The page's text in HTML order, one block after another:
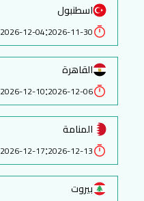
اسطنبول
2026-11-30
:
2026-12-04
القاهرة
2026-12-06
:
2026-12-10
المنامة
2026-12-13
:
2026-12-17
بيروت